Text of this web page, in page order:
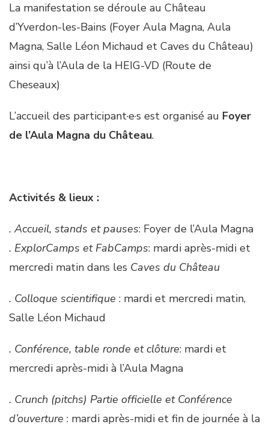
La manifestation se déroule au Château
d’Yverdon-les-Bains (Foyer Aula Magna, Aula
Magna, Salle Léon Michaud et Caves du Château)
ainsi qu’à l’Aula de la HEIG-VD (Route de
Cheseaux)
L’accueil des participant·e·s est organisé au Foyer
de l’Aula Magna du Château.
Activités & lieux :
. Accueil, stands et pauses: Foyer de l’Aula Magna
. ExplorCamps et FabCamps: mardi après-midi et
mercredi matin dans les Caves du Château
. Colloque scientifique : mardi et mercredi matin,
Salle Léon Michaud
. Conférence, table ronde et clôture: mardi et
mercredi après-midi à l’Aula Magna
. Crunch (pitchs) Partie officielle et Conférence
d’ouverture : mardi après-midi et fin de journée à la